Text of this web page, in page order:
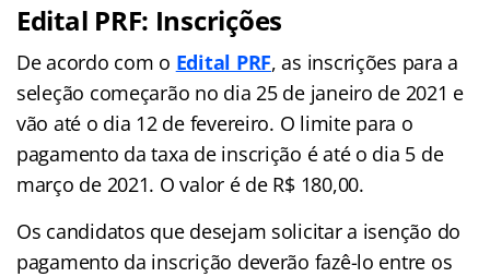
Edital PRF: Inscrições
De acordo com o Edital PRF, as inscrições para a
seleção começarão no dia 25 de janeiro de 2021 e
vão até o dia 12 de fevereiro. O limite para o
pagamento da taxa de inscrição é até o dia 5 de
março de 2021. O valor é de R$ 180,00.
Os candidatos que desejam solicitar a isenção do
pagamento da inscrição deverão fazê-lo entre os